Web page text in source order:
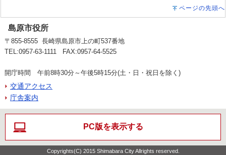
ページの先頭へ
島原市役所
〒855-8555 長崎県島原市上の町537番地
TEL:0957-63-1111 FAX:0957-64-5525
開庁時間 午前8時30分～午後5時15分(土・日・祝日を除く)
交通アクセス
庁舎案内
PC版を表示する
Copyrights(C) 2015 Shimabara City Allrights reserved.